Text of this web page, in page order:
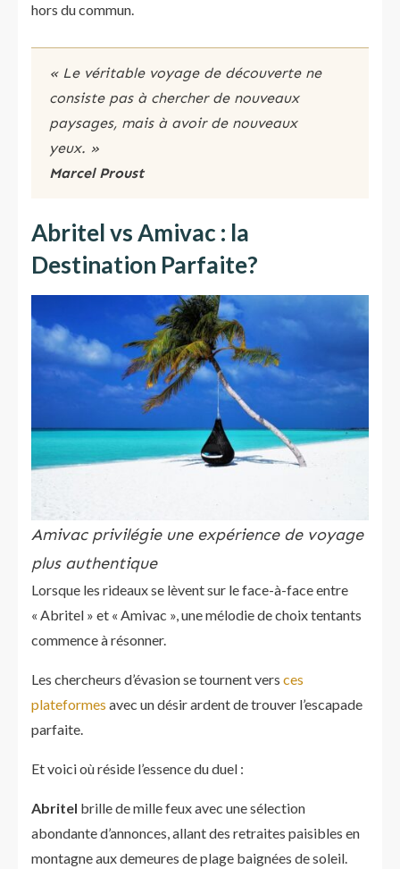
hors du commun.
« Le véritable voyage de découverte ne
consiste pas à chercher de nouveaux
paysages, mais à avoir de nouveaux
yeux. »
Marcel Proust
Abritel vs Amivac : la
Destination Parfaite?
Amivac privilégie une expérience de voyage
plus authentique
Lorsque les rideaux se lèvent sur le face-à-face entre
« Abritel » et « Amivac », une mélodie de choix tentants
commence à résonner.
Les chercheurs d’évasion se tournent vers ces
plateformes avec un désir ardent de trouver l’escapade
parfaite.
Et voici où réside l’essence du duel :
Abritel brille de mille feux avec une sélection
abondante d’annonces, allant des retraites paisibles en
montagne aux demeures de plage baignées de soleil.